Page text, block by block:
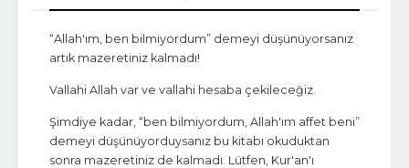
“Allah'ım, ben bilmiyordum” demeyi düşünüyorsanız
artık mazeretiniz kalmadı!
Vallahi Allah var ve vallahi hesaba çekileceğiz.
Şimdiye kadar, “ben bilmiyordum, Allah'ım affet beni”
demeyi düşünüyorduysanız bu kitabı okuduktan
sonra mazeretiniz de kalmadı. Lütfen, Kur'an'ı